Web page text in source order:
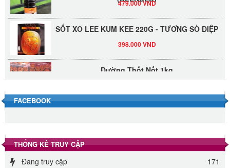
SỐT XO LEE KUM KEE 220G - TƯƠNG SÒ ĐIỆP
398.000 VND
Đường Thốt Nốt 1kg
Đường phèn hạt Long An 500g
Đường phèn Long An bao 10kg
FACEBOOK
THỐNG KÊ TRUY CẬP
Đang truy cập
171